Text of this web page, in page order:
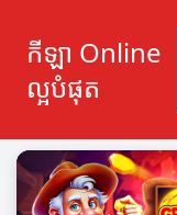
កីឡា Online
ល្អបំផុត